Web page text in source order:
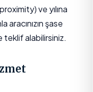
ve yılına
şase
teklif alabilirsiniz.